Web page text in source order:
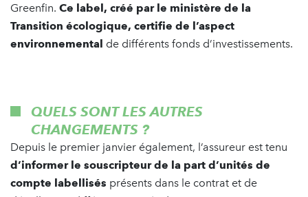
Greenfin. Ce label, créé par le ministère de la
Transition écologique, certifie de l’aspect
environnemental de différents fonds d’investissements.
QUELS SONT LES AUTRES
CHANGEMENTS ?
Depuis le premier janvier également, l’assureur est tenu
d’informer le souscripteur de la part d’unités de
compte labellisés présents dans le contrat et de